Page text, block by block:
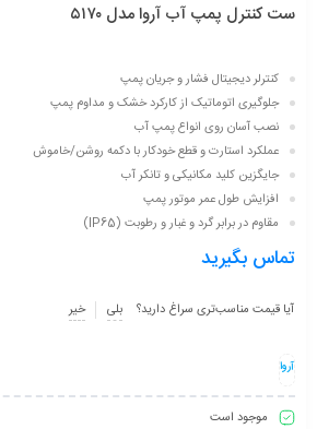
ست کنترل پمپ آب آروا مدل ۵۱۷۰
کنترلر دیجیتال فشار و جریان پمپ
جلوگیری اتوماتیک از کارکرد خشک و مداوم پمپ
نصب آسان روی انواع پمپ آب
عملکرد استارت و قطع خودکار با دکمه روشن/خاموش
جایگزین کلید مکانیکی و تانکر آب
افزایش طول عمر موتور پمپ
مقاوم در برابر گرد و غبار و رطوبت (IP65)
تماس بگیرید
آیا قیمت مناسب‌تری سراغ دارید؟ بلی خیر
آروا
موجود است